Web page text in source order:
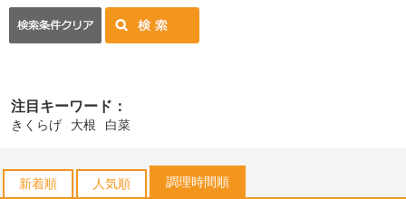
注目キーワード：
きくらげ 大根 白菜
新着順 人気順 調理時間順